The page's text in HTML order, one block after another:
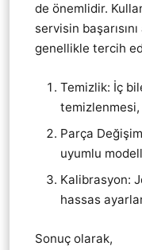
de önemlidir.
servisin
genellikle tercih
Temizlik: İç
temizlenmesi,
Parça
uyumlu
Kalibrasyon:
hassas
Sonuç olarak,